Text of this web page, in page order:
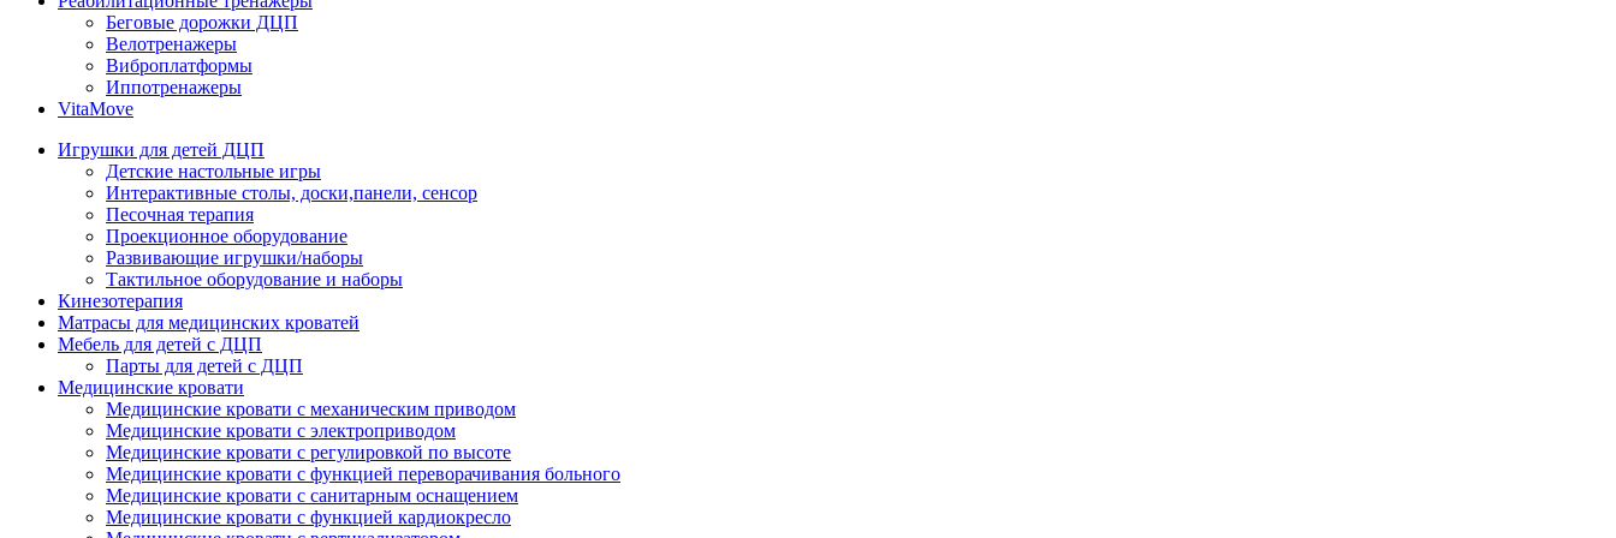
Беговые дорожки ДЦП
Велотренажеры
Виброплатформы
Иппотренажеры
VitaMove
Игрушки для детей ДЦП
Детские настольные игры
Интерактивные столы, доски,панели, сенсор
Песочная терапия
Проекционное оборудование
Развивающие игрушки/наборы
Тактильное оборудование и наборы
Кинезотерапия
Матрасы для медицинских кроватей
Мебель для детей с ДЦП
Парты для детей с ДЦП
Медицинские кровати
Медицинские кровати с механическим приводом
Медицинские кровати с электроприводом
Медицинские кровати с регулировкой по высоте
Медицинские кровати с функцией переворачивания больного
Медицинские кровати с санитарным оснащением
Медицинские кровати с функцией кардиокресло